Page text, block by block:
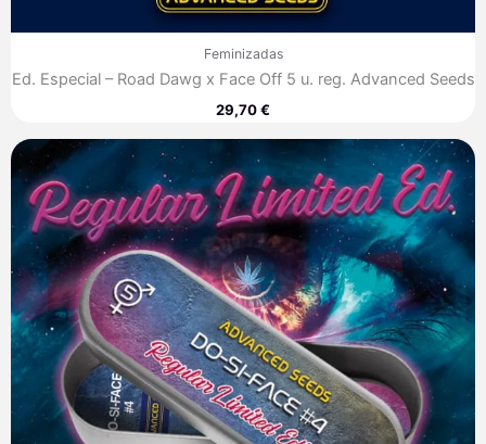
Feminizadas
Ed. Especial – Road Dawg x Face Off 5 u. reg. Advanced Seeds
29,70€